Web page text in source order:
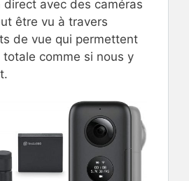
direct avec des caméras
être vu à travers
de vue qui permettent
totale comme si nous y